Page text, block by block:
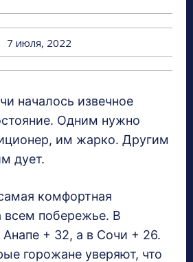
7 июля, 2022
началось извечное
Одним нужно
им жарко. Другим
дует.
комфортная
всем побережье. В
+ 32, а в Сочи + 26.
горожане уверяют, что